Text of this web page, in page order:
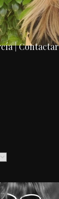
| Contactar